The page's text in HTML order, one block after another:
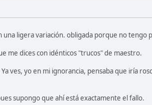
ligera variación. obligada porque no tengo
me dices con idénticos "trucos" de maestro.
ves, yo en mi ignorancia, pensaba que iría
supongo que ahí está exactamente el fallo.